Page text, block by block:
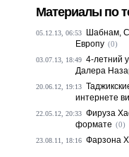
Материалы по
05.12.13, 06:53
Шабнам,
Европу (0)
03.07.13, 18:49 4-летний
Далера
20.06.12, 19:13
интернете
22.05.12, 20:33 Фируза
формате (0)
23.08.11, 18:16 Фарзона